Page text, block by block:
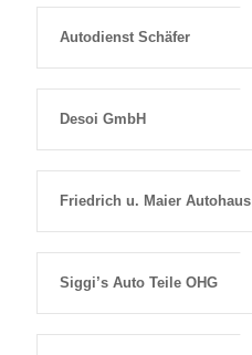
Autodienst Schäfer
Desoi GmbH
Friedrich u. Maier Autohaus
Siggi’s Auto Teile OHG